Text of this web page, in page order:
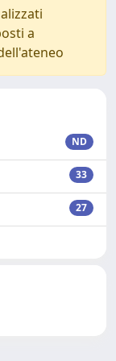
a
ND
33
27